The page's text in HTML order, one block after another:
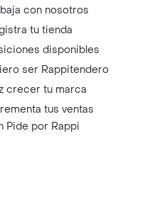
con nosotros
tu tienda
disponibles
ser Rappitendero
crecer tu marca
tus ventas
Pide por Rappi